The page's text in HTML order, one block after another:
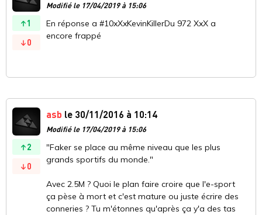
1
0
Modifié le 17/04/2019 à 15:06
En réponse a #10xXxKevinKillerDu 972 XxX a
encore frappé
2
0
asb le 30/11/2016 à 10:14
Modifié le 17/04/2019 à 15:06
"Faker se place au même niveau que les plus
grands sportifs du monde."
Avec 2.5M ? Quoi le plan faire croire que l'e-sport
ça pèse à mort et c'est mature ou juste écrire des
conneries ? Tu m'étonnes qu'après ça y'a des tas